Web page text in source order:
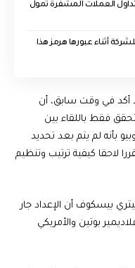
العملات المشفرة تمول
3 سفن تابعة للشركة أثناء عبورها هرمز هذا
قد أكد في وقت سابق، أن
فقط باللقاء بين
بأنه لم يتم بعد تحديد
لاحقا كيفية ترتيب وتنظيم
بيسكوف أن الإعداد جار
بوتين والأمريكي